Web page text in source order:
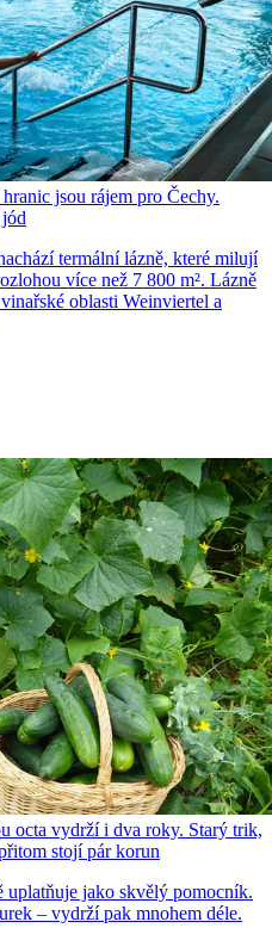
jsou rájem pro Čechy.
termální lázně, které milují
více než 7 800 m². Lázně
oblasti Weinviertel a
octa vydrží i dva roky. Starý trik,
stojí pár korun
uplatňuje jako skvělý pomocník.
– vydrží pak mnohem déle.